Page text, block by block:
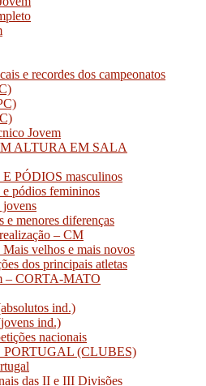
e recordes dos campeonatos
Jovem
ALTURA EM SALA
E PÓDIOS masculinos
e pódios femininos
jovens
e menores diferenças
– CM
Mais velhos e mais novos
dos principais atletas
– CORTA-MATO
ind.)
ind.)
nacionais
(CLUBES)
das II e III Divisões